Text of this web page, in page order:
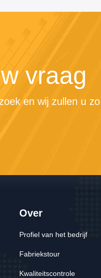
vraag
en wij zullen u
Over
Profiel van het bedrijf
Fabriekstour
Kwaliteitscontrole